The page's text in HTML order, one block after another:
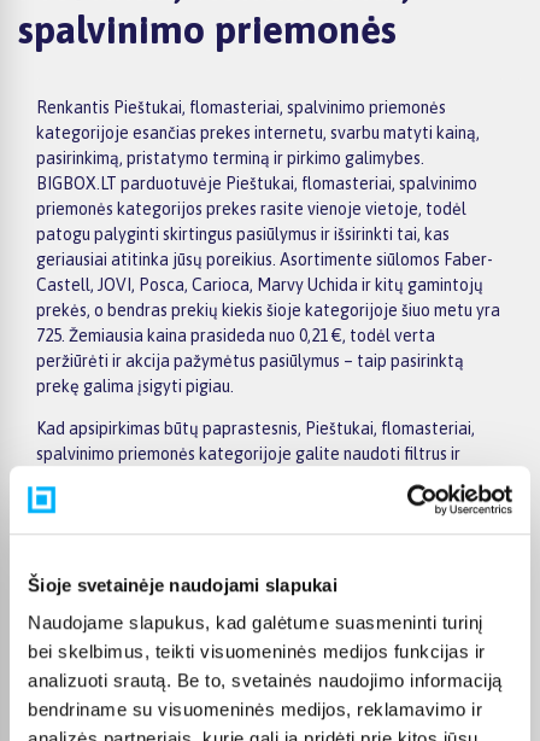
Šioje svetainėje naudojami slapukai
Naudojame slapukus, kad galėtume suasmeninti turinį
bei skelbimus, teikti visuomeninės medijos funkcijas ir
analizuoti srautą. Be to, svetainės naudojimo informaciją
bendriname su visuomeninės medijos, reklamavimo ir
spalvinimo priemonės
Renkantis Pieštukai, flomasteriai, spalvinimo priemonės
kategorijoje esančias prekes internetu, svarbu matyti kainą,
pasirinkimą, pristatymo terminą ir pirkimo galimybes.
BIGBOX.LT parduotuvėje Pieštukai, flomasteriai, spalvinimo
priemonės kategorijos prekes rasite vienoje vietoje, todėl
patogu palyginti skirtingus pasiūlymus ir išsirinkti tai, kas
geriausiai atitinka jūsų poreikius. Asortimente siūlomos Faber-
Castell, JOVI, Posca, Carioca, Marvy Uchida ir kitų gamintojų
prekės, o bendras prekių kiekis šioje kategorijoje šiuo metu yra
725. Žemiausia kaina prasideda nuo 0,21 €, todėl verta
peržiūrėti ir akcija pažymėtus pasiūlymus – taip pasirinktą
prekę galima įsigyti pigiau.
Kad apsipirkimas būtų paprastesnis, Pieštukai, flomasteriai,
spalvinimo priemonės kategorijoje galite naudoti filtrus ir
kitus aktualius kriterijus. Prekių sąraše lengva peržiūrėti
pagrindinius pasiūlymus, o prekės puslapyje pateikiama
pristatymą ir kitas pirkimo sąlygas. Taip galite ramiai palyginti
pasirinktą prekę internetu.
BIGBOX.LT suteikia galimybę prekes nuo 150 Eur įsigyti su
nemokamu 24 mėnesių lizingu, todėl pirkti išsimokėtinai galima
patogiai planuojant išlaidas. Užsakymus pristatome visoje